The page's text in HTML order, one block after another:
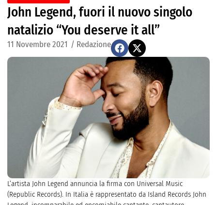
John Legend, fuori il nuovo singolo
natalizio “You deserve it all”
11 Novembre 2021 / Redazione
L’artista John Legend annuncia la firma con Universal Music
(Republic Records). In Italia è rappresentato da Island Records John